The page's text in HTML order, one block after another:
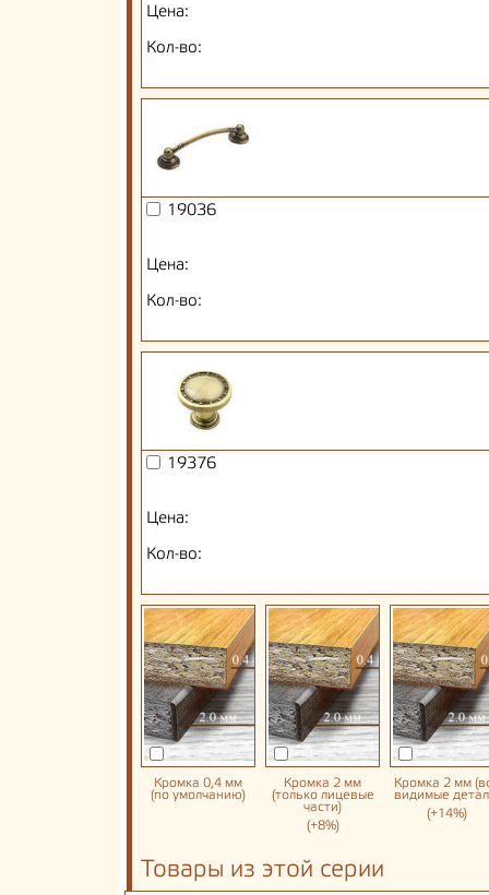
Цена:
Кол-во:
19036
Цена:
Кол-во:
19376
Цена:
Кол-во:
Кромка 0,4 мм
(по умолчанию)
Кромка 2 мм
(только лицевые
части)
(+8%)
Кромка 2 мм
видимые
(+14%)
Товары из этой серии